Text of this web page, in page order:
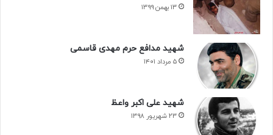
۱۳ بهمن ۱۳۹۹
شهید مدافع حرم مهدی قاسمی
۵ مرداد ۱۴۰۱
شهید علی اکبر واعظ
۲۳ شهریور ۱۳۹۸